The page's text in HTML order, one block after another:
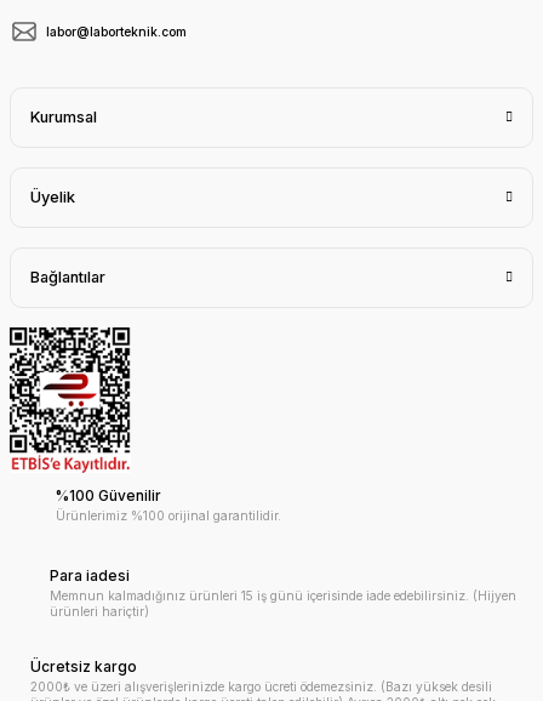
labor@laborteknik.com
Kurumsal
Üyelik
Bağlantılar
%100 Güvenilir
Ürünlerimiz %100 orijinal garantilidir.
Para iadesi
Memnun kalmadığınız ürünleri 15 iş günü içerisinde iade edebilirsiniz. (Hijyen
ürünleri hariçtir)
Ücretsiz kargo
2000₺ ve üzeri alışverişlerinizde kargo ücreti ödemezsiniz. (Bazı yüksek desili